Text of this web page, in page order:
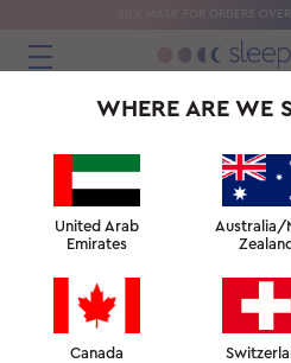
SILK MASK FOR ORDERS
Shown: 23
WHERE ARE WE
United Arab
Emirates
Australia/
Zealand
Canada